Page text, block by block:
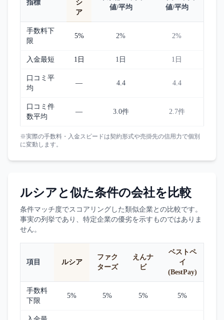
指標
シ
ア
値/平均
値/平均
手数料下
限
5% 2% 2%
入金最短 1日 1日 1日
口コミ平
均
— 4.4 4.4
口コミ件
数平均
— 3.0件 2.7件
※実際の手数料・入金スピードは契約形式や売掛先の信用力で個別
に変動します。
ルシアと似た条件の会社を比較
条件マッチ度でスコアリングした類似企業との比較です。
事実の列挙であり、特定企業の優劣を示すものではありま
せん。
項目 ルシア
ファク
ターズ
えんナ
ビ
ベストペ
イ
(BestPay)
手数料
下限
5% 5% 5% 5%